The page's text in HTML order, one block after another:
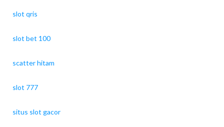
slot qris
slot bet 100
scatter hitam
slot 777
situs slot gacor